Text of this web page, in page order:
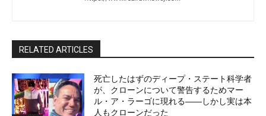
RELATED ARTICLES
死亡したはずのディープ・ステート科学者
が、クローンについて警告するためマー
ル・ア・ラーゴに現れる――しかし実は本
人もクローンだった